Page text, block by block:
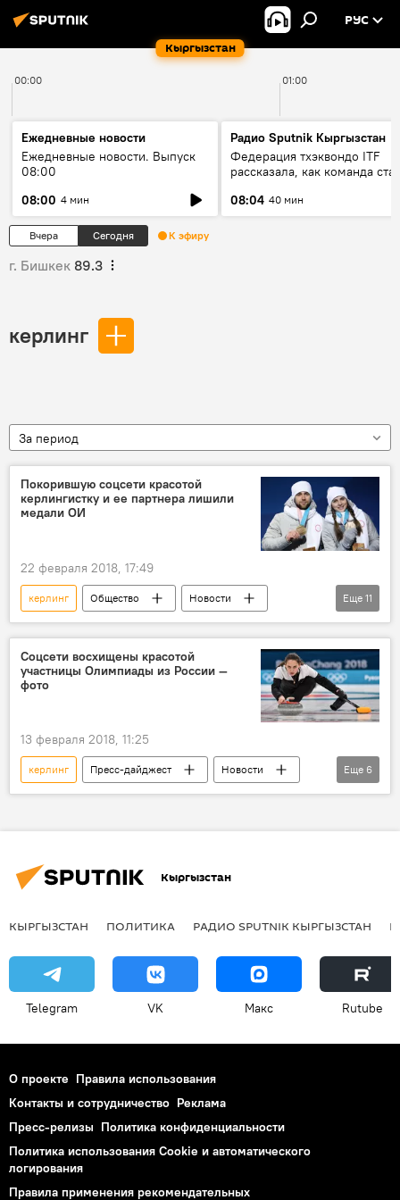
Кыргызстан
РУС
00:00 01:00
Ежедневные новости
Ежедневные новости. Выпуск
08:00
08:00 4 мин
Радио Sputnik Кыргызстан
Федерация тхэквондо ITF
рассказала, как команда
08:04 40 мин
Вчера Сегодня К эфиру
г. Бишкек 89.3
керлинг
За период
Покорившую соцсети красотой
керлингистку и ее партнера лишили
медали ОИ
22 февраля 2018, 17:49
керлинг Общество
Новости
спорт
В мире
Россия
XXIII Зимние Олимпийские игры в Южной Корее
Допинг
мельдоний
Еще 11
Соцсети восхищены красотой
участницы Олимпиады из России —
фото
13 февраля 2018, 11:25
керлинг Пресс-дайджест
Новости
спорт
В мире
Россия
Еще 6
Кыргызстан
КЫРГЫЗСТАН ПОЛИТИКА РАДИО SPUTNIK КЫРГЫЗСТАН
Telegram VK Макс Rutube
О проекте Правила использования
Контакты и сотрудничество Реклама
Пресс-релизы Политика конфиденциальности
Политика использования Cookie и автоматического
логирования
Правила применения рекомендательных